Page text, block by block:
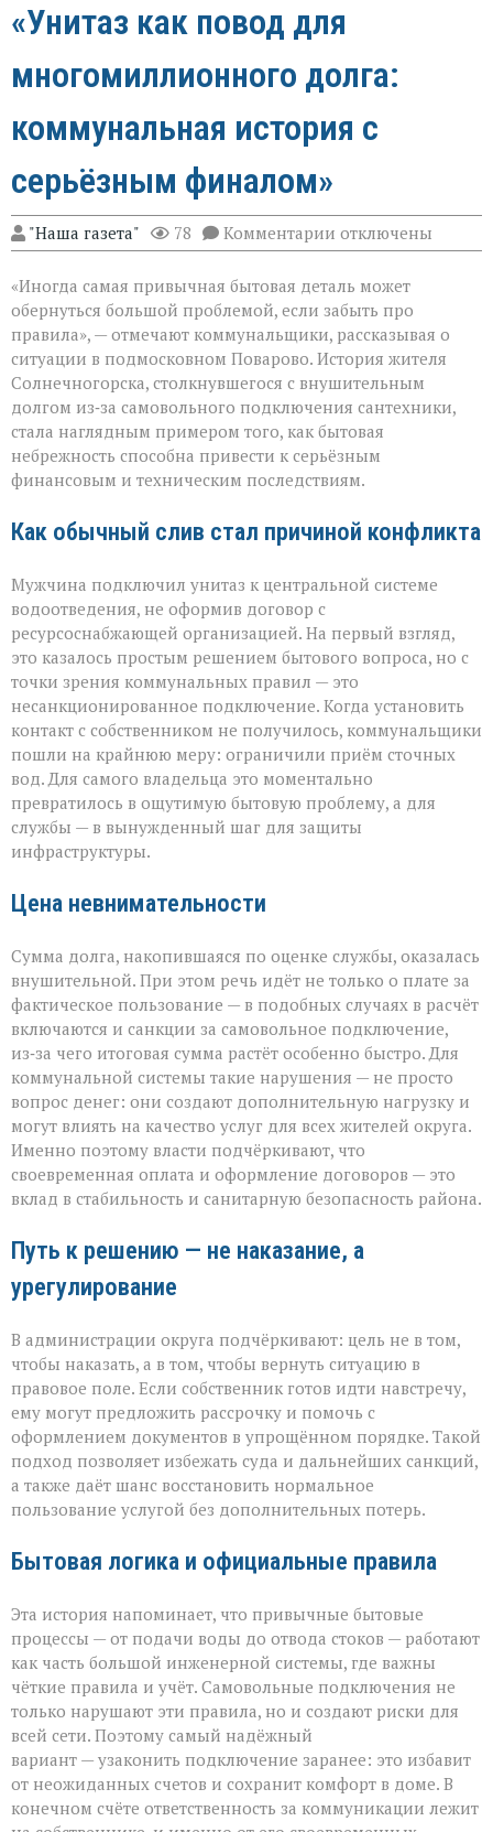
«Унитаз как повод для
многомиллионного долга:
коммунальная история с
серьёзным финалом»
"Наша газета" 78 Комментарии к
записи
как
повод
долга:
коммунальная
история
с
серьёзным
финалом»
отключены
«Иногда самая привычная бытовая деталь может
обернуться большой проблемой, если забыть про
правила», — отмечают коммунальщики, рассказывая о
ситуации в подмосковном Поварово. История жителя
Солнечногорска, столкнувшегося с внушительным
долгом из‑за самовольного подключения сантехники,
стала наглядным примером того, как бытовая
небрежность способна привести к серьёзным
финансовым и техническим последствиям.
Как обычный слив стал причиной конфликта
Мужчина подключил унитаз к центральной системе
водоотведения, не оформив договор с
ресурсоснабжающей организацией. На первый взгляд,
это казалось простым решением бытового вопроса, но с
точки зрения коммунальных правил — это
несанкционированное подключение. Когда установить
контакт с собственником не получилось, коммунальщики
пошли на крайнюю меру: ограничили приём сточных
вод. Для самого владельца это моментально
превратилось в ощутимую бытовую проблему, а для
службы — в вынужденный шаг для защиты
инфраструктуры.
Цена невнимательности
Сумма долга, накопившаяся по оценке службы, оказалась
внушительной. При этом речь идёт не только о плате за
фактическое пользование — в подобных случаях в расчёт
включаются и санкции за самовольное подключение,
из‑за чего итоговая сумма растёт особенно быстро. Для
коммунальной системы такие нарушения — не просто
вопрос денег: они создают дополнительную нагрузку и
могут влиять на качество услуг для всех жителей округа.
Именно поэтому власти подчёркивают, что
своевременная оплата и оформление договоров — это
вклад в стабильность и санитарную безопасность района.
Путь к решению — не наказание, а
урегулирование
В администрации округа подчёркивают: цель не в том,
чтобы наказать, а в том, чтобы вернуть ситуацию в
правовое поле. Если собственник готов идти навстречу,
ему могут предложить рассрочку и помочь с
оформлением документов в упрощённом порядке. Такой
подход позволяет избежать суда и дальнейших санкций,
а также даёт шанс восстановить нормальное
пользование услугой без дополнительных потерь.
Бытовая логика и официальные правила
Эта история напоминает, что привычные бытовые
процессы — от подачи воды до отвода стоков — работают
как часть большой инженерной системы, где важны
чёткие правила и учёт. Самовольные подключения не
только нарушают эти правила, но и создают риски для
всей сети. Поэтому самый надёжный
вариант — узаконить подключение заранее: это избавит
от неожиданных счетов и сохранит комфорт в доме. В
конечном счёте ответственность за коммуникации лежит